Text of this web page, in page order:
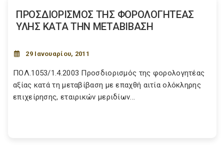
ΠΡΟΣΔΙΟΡΙΣΜΟΣ ΤΗΣ ΦΟΡΟΛΟΓΗΤΕΑΣ
ΥΛΗΣ ΚΑΤΑ ΤΗΝ ΜΕΤΑΒΙΒΑΣΗ
29 Ιανουαρίου, 2011
ΠΟΛ.1053/1.4.2003 Προσδιορισμός της φορολογητέας
αξίας κατά τη μεταβίβαση με επαχθή αιτία ολόκληρης
επιχείρησης, εταιρικών μεριδίων...